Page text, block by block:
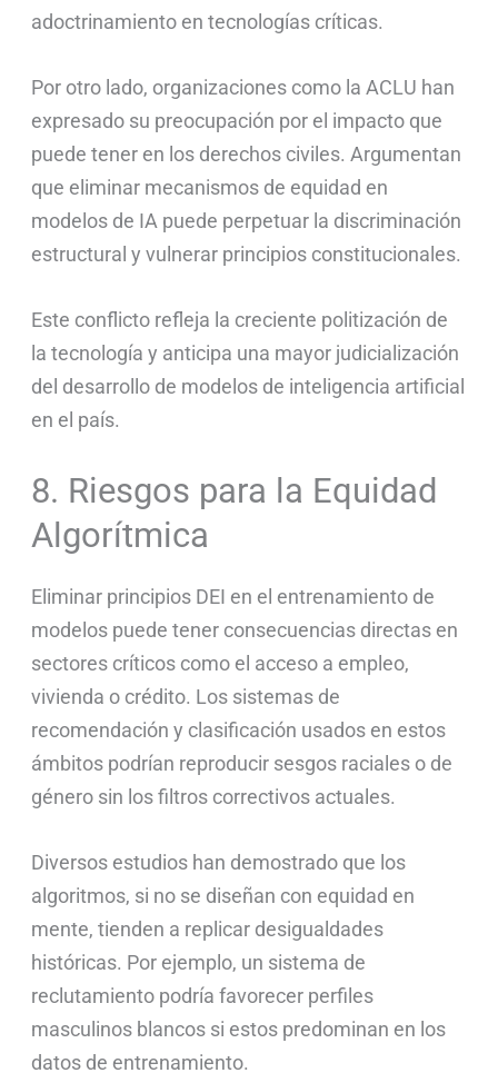
adoctrinamiento en tecnologías críticas.
Por otro lado, organizaciones como la ACLU han
expresado su preocupación por el impacto que
puede tener en los derechos civiles. Argumentan
que eliminar mecanismos de equidad en
modelos de IA puede perpetuar la discriminación
estructural y vulnerar principios constitucionales.
Este conflicto refleja la creciente politización de
la tecnología y anticipa una mayor judicialización
del desarrollo de modelos de inteligencia artificial
en el país.
8. Riesgos para la Equidad
Algorítmica
Eliminar principios DEI en el entrenamiento de
modelos puede tener consecuencias directas en
sectores críticos como el acceso a empleo,
vivienda o crédito. Los sistemas de
recomendación y clasificación usados en estos
ámbitos podrían reproducir sesgos raciales o de
género sin los filtros correctivos actuales.
Diversos estudios han demostrado que los
algoritmos, si no se diseñan con equidad en
mente, tienden a replicar desigualdades
históricas. Por ejemplo, un sistema de
reclutamiento podría favorecer perfiles
masculinos blancos si estos predominan en los
datos de entrenamiento.